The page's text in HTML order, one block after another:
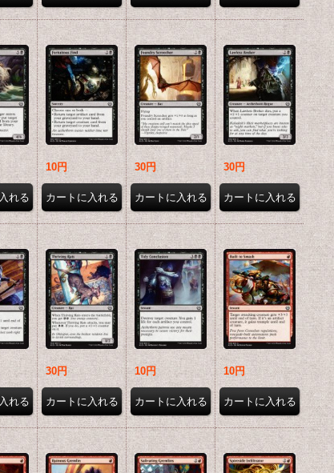
10円 30円 30円
30円 10円 10円